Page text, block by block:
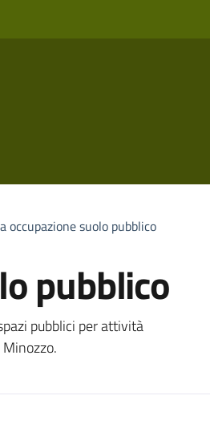
occupazione suolo pubblico
pubblico
pubblici per attività